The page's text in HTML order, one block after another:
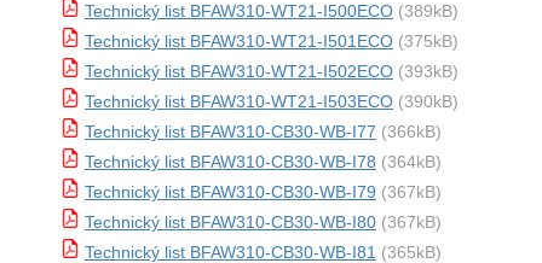
Technický list BFAW310-WT21-I500ECO (389kB)
Technický list BFAW310-WT21-I501ECO (375kB)
Technický list BFAW310-WT21-I502ECO (393kB)
Technický list BFAW310-WT21-I503ECO (390kB)
Technický list BFAW310-CB30-WB-I77 (366kB)
Technický list BFAW310-CB30-WB-I78 (364kB)
Technický list BFAW310-CB30-WB-I79 (367kB)
Technický list BFAW310-CB30-WB-I80 (367kB)
Technický list BFAW310-CB30-WB-I81 (365kB)